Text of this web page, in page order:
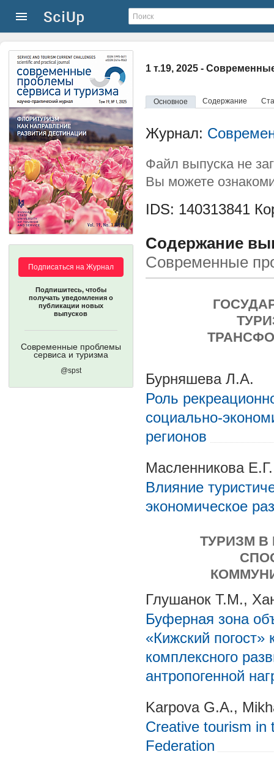
1 т.19, 2025 -
Основное Содержание
Подписаться на Журнал
Подпишитесь, чтобы
получать уведомления о
публикации новых
выпусков
Современные проблемы
сервиса и туризма
@spst
Журнал:
Файл выпуска не
Вы можете
IDS: 140313841
Содержание
Современные
Бурняшева Л.А.
Роль
социально-
регионов
Масленникова Е.Г.
Влияние
экономическое
ТУРИЗМ В
Глушанок Т.М.,
Буферная зона
«Кижский погост»
комплексного
антропогенной
Karpova G.A.,
Creative tourism in
Federation